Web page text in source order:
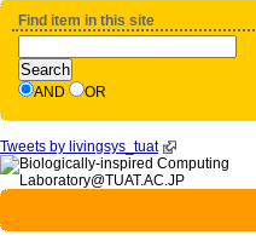
Find item in this site
AND OR
Tweets by livingsys_tuat